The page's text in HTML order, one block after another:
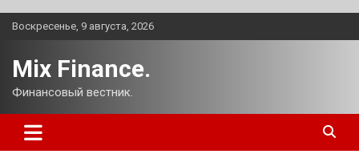
Перейти
Воскресенье, 9 августа, 2026
Mix Finance.
Финансовый вестник.